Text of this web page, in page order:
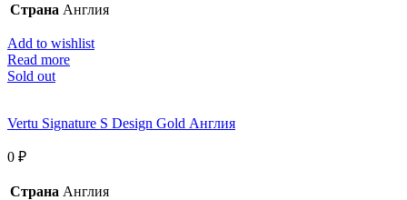
Страна Англия
Add to wishlist
Read more
Sold out
Vertu Signature S Design Gold Англия
0 ₽
Страна Англия